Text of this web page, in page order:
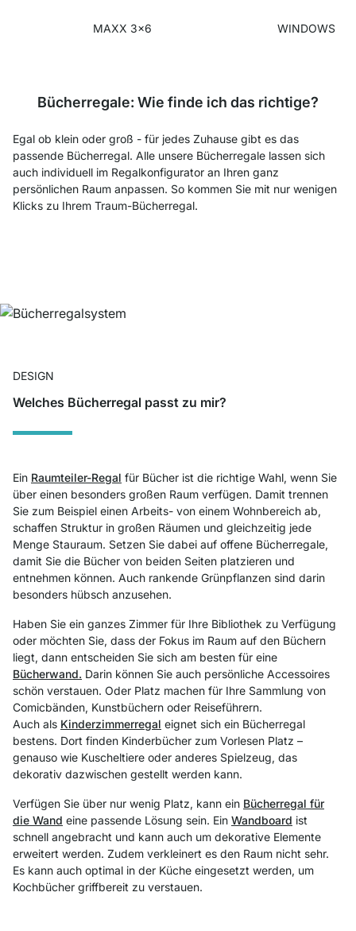
MAXX 3x6 WINDOWS
Bücherregale: Wie finde ich das richtige?
Egal ob klein oder groß - für jedes Zuhause gibt es das
passende Bücherregal. Alle unsere Bücherregale lassen sich
auch individuell im Regalkonfigurator an Ihren ganz
persönlichen Raum anpassen. So kommen Sie mit nur wenigen
Klicks zu Ihrem Traum-Bücherregal.
DESIGN
Welches Bücherregal passt zu mir?
Ein Raumteiler-Regal für Bücher ist die richtige Wahl, wenn Sie
über einen besonders großen Raum verfügen. Damit trennen
Sie zum Beispiel einen Arbeits- von einem Wohnbereich ab,
schaffen Struktur in großen Räumen und gleichzeitig jede
Menge Stauraum. Setzen Sie dabei auf offene Bücherregale,
damit Sie die Bücher von beiden Seiten platzieren und
entnehmen können. Auch rankende Grünpflanzen sind darin
besonders hübsch anzusehen.
Haben Sie ein ganzes Zimmer für Ihre Bibliothek zu Verfügung
oder möchten Sie, dass der Fokus im Raum auf den Büchern
liegt, dann entscheiden Sie sich am besten für eine
Bücherwand. Darin können Sie auch persönliche Accessoires
schön verstauen. Oder Platz machen für Ihre Sammlung von
Comicbänden, Kunstbüchern oder Reiseführern.
Auch als Kinderzimmerregal eignet sich ein Bücherregal
bestens. Dort finden Kinderbücher zum Vorlesen Platz –
genauso wie Kuscheltiere oder anderes Spielzeug, das
dekorativ dazwischen gestellt werden kann.
Verfügen Sie über nur wenig Platz, kann ein Bücherregal für
die Wand eine passende Lösung sein. Ein Wandboard ist
schnell angebracht und kann auch um dekorative Elemente
erweitert werden. Zudem verkleinert es den Raum nicht sehr.
Es kann auch optimal in der Küche eingesetzt werden, um
Kochbücher griffbereit zu verstauen.